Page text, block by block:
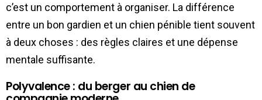
c’est un comportement à organiser. La différence
entre un bon gardien et un chien pénible tient souvent
à deux choses : des règles claires et une dépense
mentale suffisante.
Polyvalence : du berger au chien de